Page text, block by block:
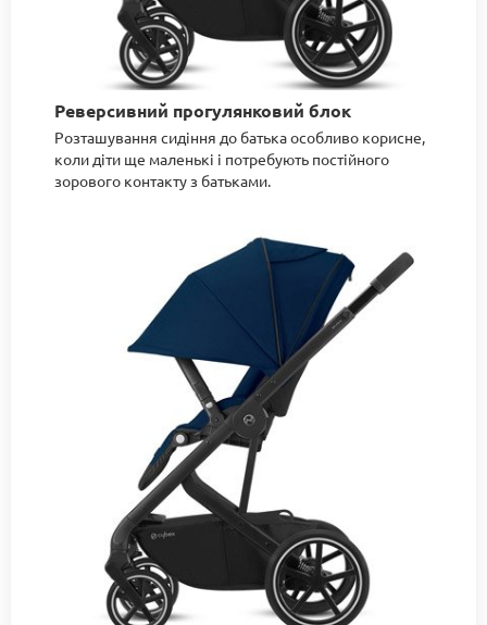
Реверсивний прогулянковий блок
Розташування сидіння до батька особливо корисне,
коли діти ще маленькі і потребують постійного
зорового контакту з батьками.